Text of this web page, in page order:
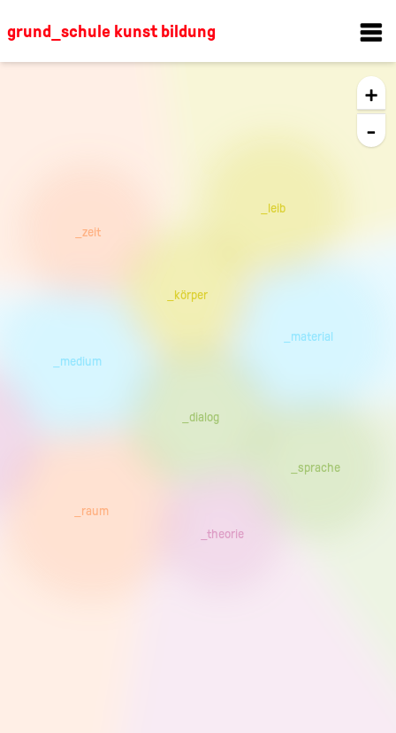
grund_schule kunst bildung
_material
_raum
_zeit
_dialog
_medium
_leib
_theorie
_körper
_sprache
+
-